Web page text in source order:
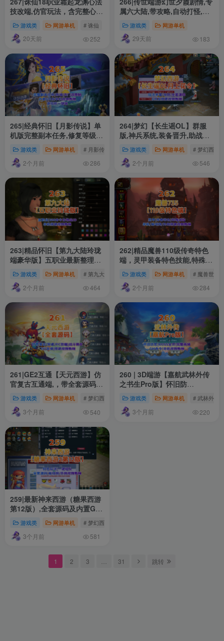
技改端,仿官玩法，含完整心法
游戏类 网游单机 # 诛仙 # 诛仙3
20天前 252
属六大陆,带攻略,自动打怪,拾
程 游戏类 网游单机
29天前 183
265|经典怀旧【月影传说】单
机版完整副本任务,修复等级上
限,门派加入限制+视频教程
游戏类 网游单机 # 月影传说
2个月前 286
264|梦幻【长生谣OL】群服
版,神兵系统,装备晋升,助战组
队等超玩法+全套源码及局域
外网架设教程
游戏类 网游单机 # 梦幻西游
2个月前 546
263|精品怀旧【第九大陆玲珑
端豪华版】五职业最新整理，
及命令+视频教程
游戏类 网游单机 # 第九大陆
2个月前 464
262|精品魔兽110级传奇特色
端，灵甲装备特色技能,特殊戒
网+GM
游戏类 网游单机 # 魔兽世界
2个月前 284
261|GE2互通【天元西游】仿
官复古互通端,，带全套源码
+局域外网教程+玩法攻略
游戏类 网游单机 # 梦幻西游 # 梦幻 # 梦幻源码
3个月前 540
260 | 3D端游【嘉航武林外传
之书生Pro版】怀旧防
官,BOSS全开+完整商城+GM
工具+EL编辑器
游戏类 网游单机 # 武林外传
3个月前 220
259|最新神来西游（糖果西游
第12版）,全套源码及内置GM
工具，同账号下角色一键组队
+局域外网架设教程+内置游戏
攻略-梦幻西游
游戏类 网游单机 # 梦幻西游
3个月前 581
1 2 3 31 跳转